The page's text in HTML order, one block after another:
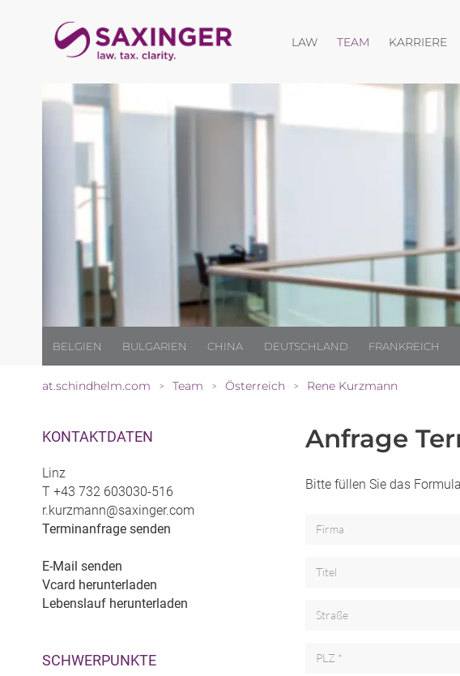
LAWMenü öffnen
TEAM KARRIERE
BELGIEN BULGARIEN CHINA DEUTSCHLAND FRANKREICH
at.schindhelm.com > Team > Österreich > Rene Kurzmann
KONTAKTDATEN
Linz
T +43 732 603030-516
r.kurzmann@saxinger.com
Terminanfrage senden
E-Mail senden
Vcard herunterladen
Lebenslauf herunterladen
SCHWERPUNKTE
Anfrage
Bitte füllen Sie das